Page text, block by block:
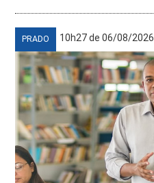
PRADO 10h27 de 06/08/2026